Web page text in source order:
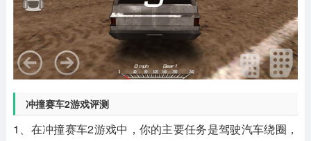
冲撞赛车2游戏评测
1、在冲撞赛车2游戏中，你的主要任务是驾驶汽车绕圈，